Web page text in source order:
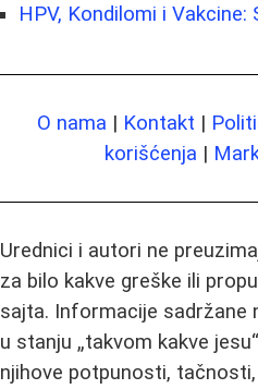
HPV, Kondilomi i
O nama | Kontakt |
korišćenja |
Urednici i autori ne
za bilo kakve greške ili
sajta. Informacije sadržane
u stanju „takvom kakve
njihove potpunosti,